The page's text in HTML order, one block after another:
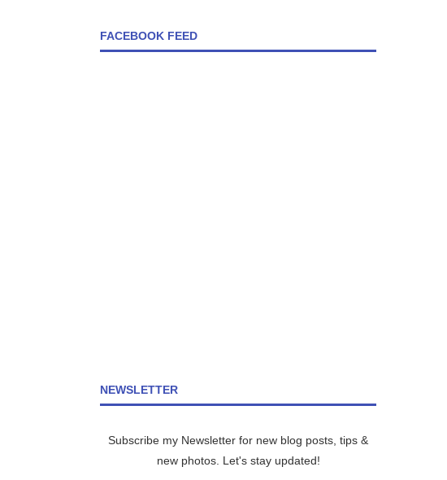
FACEBOOK FEED
NEWSLETTER
Subscribe my Newsletter for new blog posts, tips &
new photos. Let's stay updated!